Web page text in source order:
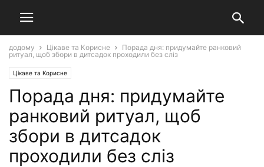
додому Цікаве та Корисне
Порада дня: придумайте ранковий
ритуал, щоб збори в дитсадок проходили без сліз
Цікаве та Корисне
Порада дня: придумайте
ранковий ритуал, щоб
збори в дитсадок
проходили без сліз